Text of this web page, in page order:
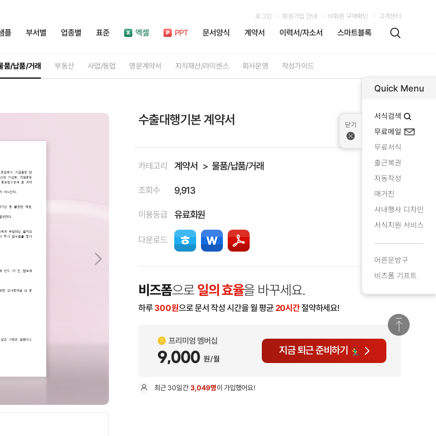
플 부서별 업종별 표준 엑셀 PPT 문서양식 계약서 이력서/자소서 스마트블록
로그인 회원가입 안내 비회원 구매확인 고객센터
품/납품/거래 부동산 사업/동업 영문계약서 지식재산/라이센스 회사운영 작성가이드
수출대행기본 계약서
카테고리 계약서 물품/납품/거래
조회수 9,913
이용등급 유료회원
다운로드
비즈폼으로일의 효율을 바꾸세요.
하루 300원으로 문서 작성 시간을 월 평균 20시간절약하세요!
프리미엄 멤버십
9,000 원/월
지금 퇴근 준비하기
최근30일간3,049명이 가입했어요!
Quick Menu
서식검색
무료메일
무료서식
출근복권
자동작성
매거진
사내행사 디자인
서식지원 서비스
어른문방구
비즈폼 기프트